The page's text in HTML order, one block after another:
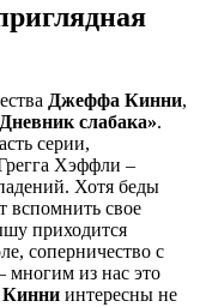
Джеффа Кинни,
слабака».
серии,
Хэффли –
Хотя беды
вспомнить свое
приходится
соперничество с
из нас это
Кинни интересны не